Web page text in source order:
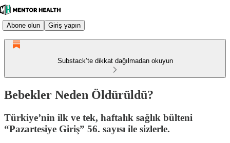
Abone olun Giriş yapın
Substack’te dikkat dağılmadan okuyun
Bebekler Neden Öldürüldü?
Türkiye’nin ilk ve tek, haftalık sağlık bülteni
“Pazartesiye Giriş” 56. sayısı ile sizlerle.